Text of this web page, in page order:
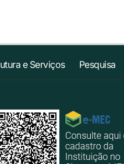
e Serviços Pesquisa